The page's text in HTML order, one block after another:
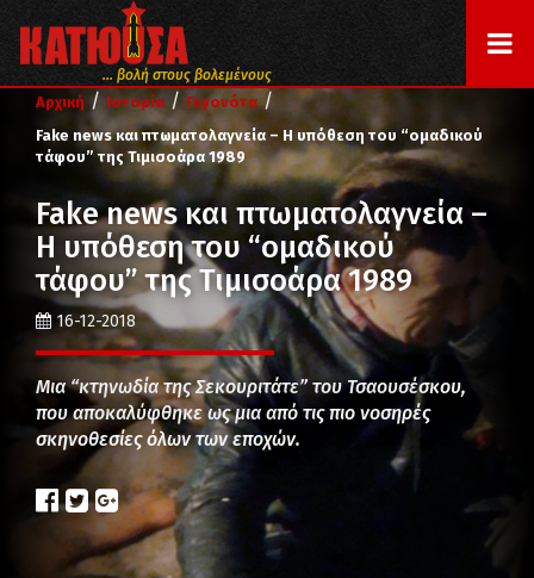
... βολή στους βολεμένους
Αρχική / Ιστορία / Γεγονότα /
Fake news και πτωματολαγνεία – Η υπόθεση του “ομαδικού
τάφου” της Τιμισοάρα 1989
Fake news και πτωματολαγνεία –
Η υπόθεση του “ομαδικού
τάφου” της Τιμισοάρα 1989
16-12-2018
Μια “κτηνωδία της Σεκουριτάτε” του Τσαουσέσκου,
που αποκαλύφθηκε ως μια από τις πιο νοσηρές
σκηνοθεσίες όλων των εποχών.